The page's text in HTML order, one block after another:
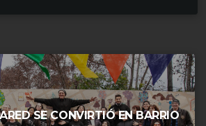
SE CONVIRTIÓ EN BARRIO